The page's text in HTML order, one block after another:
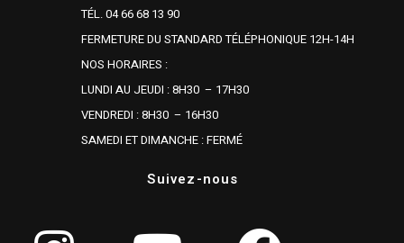
TÉL. 04 66 68 13 90
FERMETURE DU STANDARD TÉLÉPHONIQUE 12H-14H
NOS HORAIRES :
LUNDI AU JEUDI : 8H30 – 17H30
VENDREDI : 8H30 – 16H30
SAMEDI ET DIMANCHE : FERMÉ
Suivez-nous